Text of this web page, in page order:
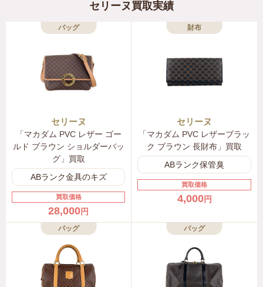
シミア ネイビー オフホワイト レッド
2A75Z304H.07RO
CELINE セリーヌ レオパードプリント シャツドレス シ
ルク ブラック ベージュ
〜198,000円
CELINE セリーヌ トムボーイ ジャケット フランネル
チョーク ブラック
2V62I759O.01KC
〜190,000円
CELINE セリーヌ オーバーサイズ パファージャケット
軽量ナイロン ライトブラウン
2W660708N.17MC
〜206,000円
セリーヌ買取実績
バッグ
セリーヌ
「マカダム PVC レザー ゴー
ルド ブラウン ショルダーバッ
グ」買取
ABランク金具のキズ
買取価格
28,000円
財布
セリーヌ
「マカダム PVC レザーブラッ
ク ブラウン 長財布」買取
ABランク保管臭
買取価格
4,000円
バッグ バッグ